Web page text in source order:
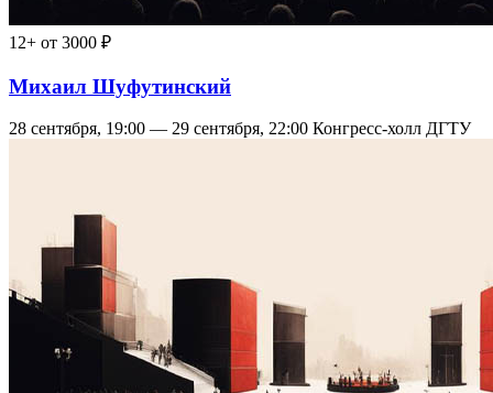
12+ от 3000 ₽
Михаил Шуфутинский
28 сентября, 19:00 — 29 сентября, 22:00 Конгресс-холл ДГТУ